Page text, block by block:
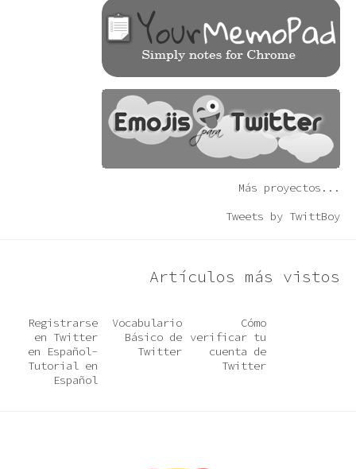
Más proyectos...
Tweets by TwittBoy
Artículos más vistos
Registrarse
en Twitter
en Español-
Tutorial en
Español
Vocabulario
Básico de
Twitter
Cómo
verificar tu
cuenta de
Twitter